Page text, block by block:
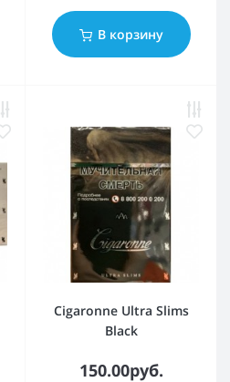
В корзину
Cigaronne Ultra Slims
Black
150.00руб.